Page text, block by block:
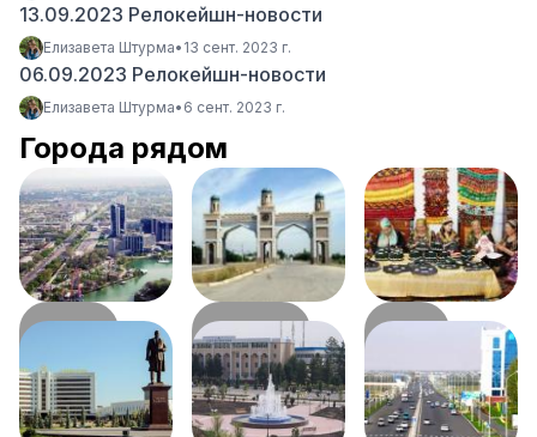
13.09.2023 Релокейшн-новости
Елизавета Штурма• 13 сент. 2023 г.
06.09.2023 Релокейшн-новости
Елизавета Штурма• 6 сент. 2023 г.
Города рядом
Бешарык
147км